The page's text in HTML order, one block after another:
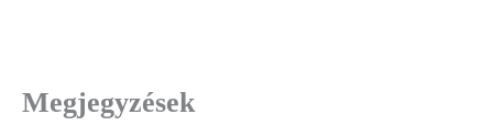
Megjegyzések